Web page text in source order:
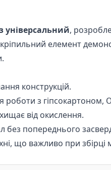
універсальний,
елемент
конструкцій.
роботи з гіпсокартоном,
від окислення.
без попереднього
що важливо при збірці